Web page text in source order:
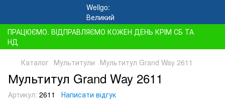
ПРАЦЮЄМО. ВІДПРАВЛЯЄМО КОЖЕН ДЕНЬ КРІМ СБ ТА
НД
Каталог Мультитули Мультитул Grand Way 2611
Мультитул Grand Way 2611
Артикул: 2611 Написати відгук